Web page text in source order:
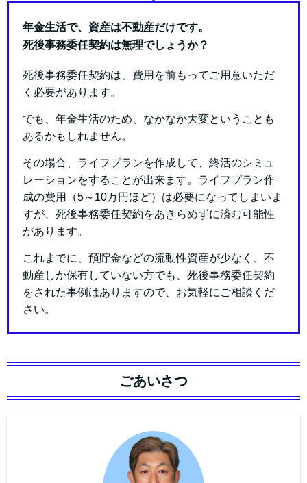
年金生活で、資産は不動産だけです。
死後事務委任契約は無理でしょうか？
死後事務委任契約は、費用を前もってご用意いただ
く必要があります。
でも、年金生活のため、なかなか大変ということも
あるかもしれません。
その場合、ライフプランを作成して、終活のシミュ
レーションをすることが出来ます。ライフプラン作
成の費用（5～10万円ほど）は必要になってしまいま
すが、死後事務委任契約をあきらめずに済む可能性
があります。
これまでに、預貯金などの流動性資産が少なく、不
動産しか保有していない方でも、死後事務委任契約
をされた事例はありますので、お気軽にご相談くだ
さい。
ごあいさつ